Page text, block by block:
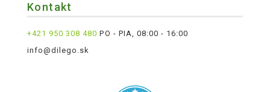
Kontakt
+421 950 308 480 PO - PIA, 08:00 - 16:00
info@dilego.sk